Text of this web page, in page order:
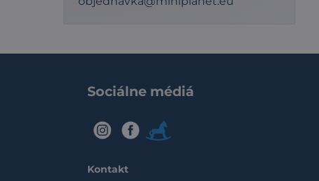
Sociálne médiá
IG FB
Modry
Kontakt